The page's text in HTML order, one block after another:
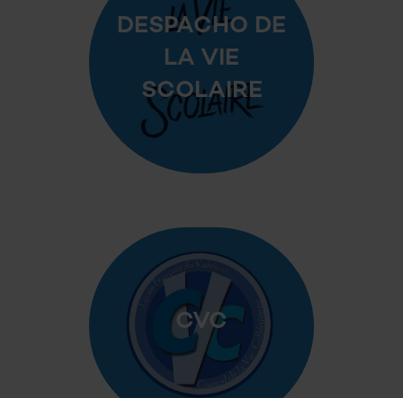
DESPACHO DE
LA VIE
SCOLAIRE
CVC